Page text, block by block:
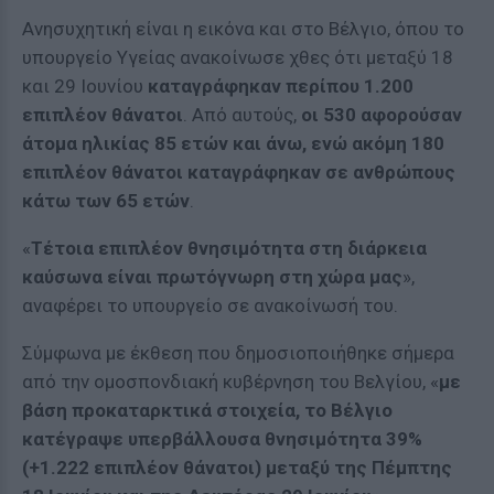
Ανησυχητική είναι η εικόνα και στο Βέλγιο, όπου το
υπουργείο Υγείας ανακοίνωσε χθες ότι μεταξύ 18
και 29 Ιουνίου καταγράφηκαν περίπου 1.200
επιπλέον θάνατοι. Από αυτούς, οι 530 αφορούσαν
άτομα ηλικίας 85 ετών και άνω, ενώ ακόμη 180
επιπλέον θάνατοι καταγράφηκαν σε ανθρώπους
κάτω των 65 ετών.
«Τέτοια επιπλέον θνησιμότητα στη διάρκεια
καύσωνα είναι πρωτόγνωρη στη χώρα μας»,
αναφέρει το υπουργείο σε ανακοίνωσή του.
Σύμφωνα με έκθεση που δημοσιοποιήθηκε σήμερα
από την ομοσπονδιακή κυβέρνηση του Βελγίου, «με
βάση προκαταρκτικά στοιχεία, το Βέλγιο
κατέγραψε υπερβάλλουσα θνησιμότητα 39%
(+1.222 επιπλέον θάνατοι) μεταξύ της Πέμπτης